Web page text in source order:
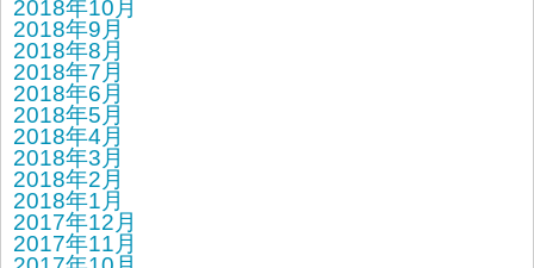
2018年10月
2018年9月
2018年8月
2018年7月
2018年6月
2018年5月
2018年4月
2018年3月
2018年2月
2018年1月
2017年12月
2017年11月